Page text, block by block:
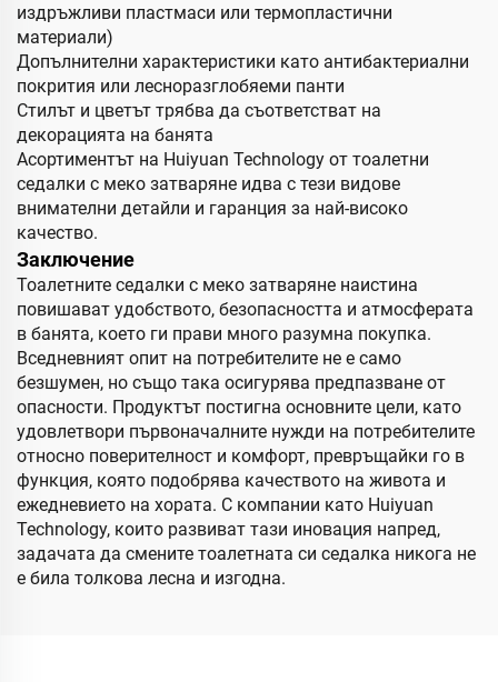
издръжливи пластмаси или термопластични
материали)
Допълнителни характеристики като антибактериални
покрития или лесноразглобяеми панти
Стилът и цветът трябва да съответстват на
декорацията на банята
Асортиментът на Huiyuan Technology от тоалетни
седалки с меко затваряне идва с тези видове
внимателни детайли и гаранция за най-високо
качество.
Заключение
Тоалетните седалки с меко затваряне наистина
повишават удобството, безопасността и атмосферата
в банята, което ги прави много разумна покупка.
Вседневният опит на потребителите не е само
безшумен, но също така осигурява предпазване от
опасности. Продуктът постигна основните цели, като
удовлетвори първоначалните нужди на потребителите
относно поверителност и комфорт, превръщайки го в
функция, която подобрява качеството на живота и
ежедневието на хората. С компании като Huiyuan
Technology, които развиват тази иновация напред,
задачата да смените тоалетната си седалка никога не
е била толкова лесна и изгодна.